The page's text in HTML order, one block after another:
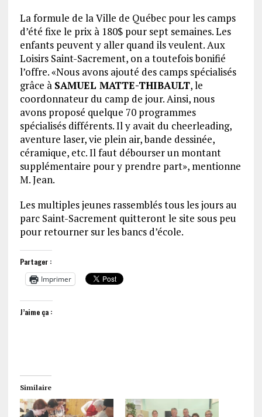
La formule de la Ville de Québec pour les camps
d’été fixe le prix à 180$ pour sept semaines. Les
enfants peuvent y aller quand ils veulent. Aux
Loisirs Saint-Sacrement, on a toutefois bonifié
l’offre. «Nous avons ajouté des camps spécialisés
grâce à SAMUEL MATTE-THIBAULT, le
coordonnateur du camp de jour. Ainsi, nous
avons proposé quelque 70 programmes
spécialisés différents. Il y avait du cheerleading,
aventure laser, vie plein air, bande dessinée,
céramique, etc. Il faut débourser un montant
supplémentaire pour y prendre part», mentionne
M. Jean.
Les multiples jeunes rassemblés tous les jours au
parc Saint-Sacrement quitteront le site sous peu
pour retourner sur les bancs d’école.
Partager :
Imprimer
J’aime ça :
Similaire